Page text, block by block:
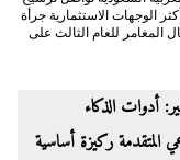
الوجهات الاستثمارية جرأة
المغامر للعام الثالث على
أدوات الذكاء
المتقدمة ركيزة أساسية